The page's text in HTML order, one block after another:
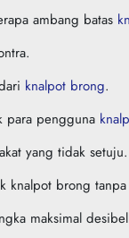
ambang batas
knalpot brong.
para pengguna
yang tidak setuju.
knalpot brong
maksimal